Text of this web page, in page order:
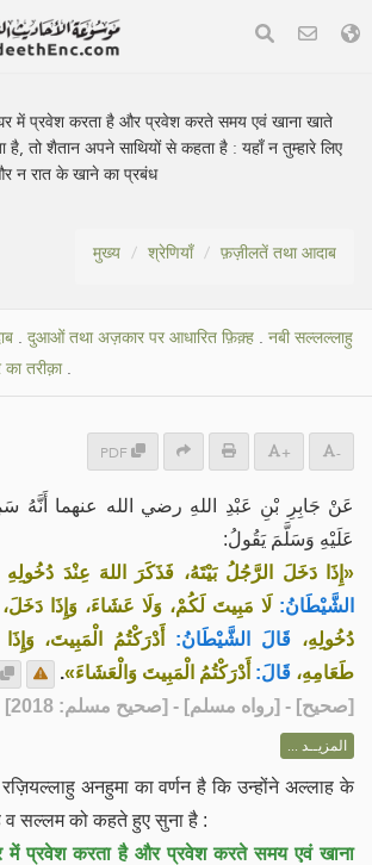
में प्रवेश करता है और प्रवेश करते समय एवं खाना खाते
तो शैतान अपने साथियों से कहता है : यहाँ न तुम्हारे लिए
न रात के खाने का प्रबंध
मुख्य श्रेणियाँ फ़ज़ीलतें तथा आदाब
. दुआओं तथा अज़कार पर आधारित फ़िक़्ह . नबी सल्लल्लाहु
तरीक़ा.
PDF + -
عَنْ جَابِرِ بْنِ عَبْدِ اللهِ رضي الله عنهما أَنَّهُ
عَلَيْهِ وَسَلَّمَ يَقُولُ:
«إِذَا دَخَلَ الرَّجُلُ بَيْتَهُ، فَذَكَرَ اللهَ عِنْدَ
الشَّيْطَانُ: لَا مَبِيتَ لَكُمْ، وَلَا عَشَاءَ، وَإِذَا
دُخُولِهِ، قَالَ الشَّيْطَانُ: أَدْرَكْتُمُ الْمَبِيتَ،
طَعَامِهِ، قَالَ: أَدْرَكْتُمُ الْمَبِيتَ وَالْعَشَاءَ».
[صحيح] - [رواه مسلم] - [صحيح مسلم: 2018]
المزيــد ...
रज़ियल्लाहु अनहुमा का वर्णन है कि उन्होंने अल्लाह के
व सल्लम को कहते हुए सुना है :
प्रवेश करता है और प्रवेश करते समय एवं खाना